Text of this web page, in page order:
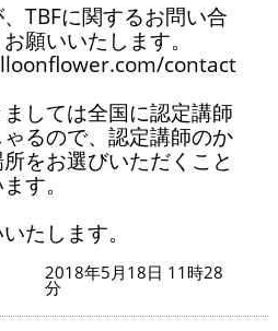
TBFに関するお問い合
願いいたします。
contact
しては全国に認定講師
るので、認定講師のか
をお選びいただくこと
す。
たします。
2018年5月18日 11時28
分